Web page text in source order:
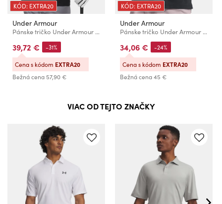
KÓD: EXTRA20
Under Armour
Pánske tričko Under Armour UA Matchplay Polo
39,72 €
Bežná cena57,90 €
-31%
Cena s kódom EXTRA20
KÓD: EXTRA20
Under Armour
Pánske tričko Under Armour UA Icon Polo
34,06 €
Bežná cena45 €
-24%
Cena s kódom EXTRA20
VIAC OD TEJTO ZNAČKY